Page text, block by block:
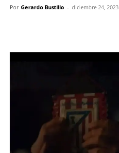
Por Gerardo Bustillo - diciembre 24, 2023